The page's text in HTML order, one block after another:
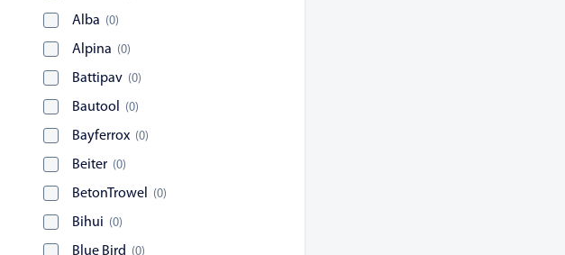
Alba (0)
Alpina (0)
Battipav (0)
Bautool (0)
Bayferrox (0)
Beiter (0)
BetonTrowel (0)
Bihui (0)
Blue Bird (0)